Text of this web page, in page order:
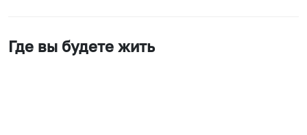
Где вы будете жить